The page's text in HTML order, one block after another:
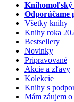
Knihomoľský
Odporúčame
Všetky knihy
Knihy roka
Bestsellery
Novinky
Pripravované
Akcie a zľavy
Kolekcie
Knihy s
Mám záujem